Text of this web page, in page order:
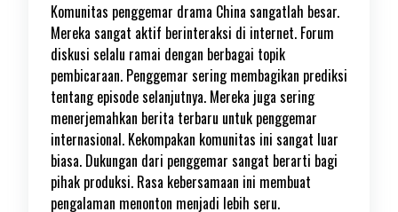
Komunitas penggemar drama China sangatlah besar.
Mereka sangat aktif berinteraksi di internet. Forum
diskusi selalu ramai dengan berbagai topik
pembicaraan. Penggemar sering membagikan prediksi
tentang episode selanjutnya. Mereka juga sering
menerjemahkan berita terbaru untuk penggemar
internasional. Kekompakan komunitas ini sangat luar
biasa. Dukungan dari penggemar sangat berarti bagi
pihak produksi. Rasa kebersamaan ini membuat
pengalaman menonton menjadi lebih seru.